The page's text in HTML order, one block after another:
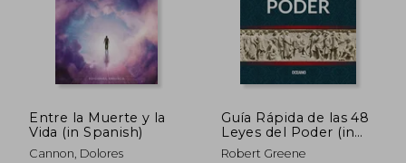
10% 10%
Entre la Muerte y la
Vida (in Spanish)
Cannon, Dolores
Guía Rápida de las 48
Leyes del Poder (in
Spanish)
Robert Greene